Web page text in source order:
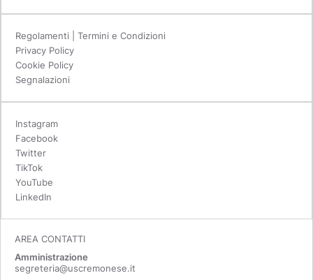
Regolamenti | Termini e Condizioni
Privacy Policy
Cookie Policy
Segnalazioni
Instagram
Facebook
Twitter
TikTok
YouTube
LinkedIn
AREA CONTATTI
Amministrazione
segreteria@uscremonese.it